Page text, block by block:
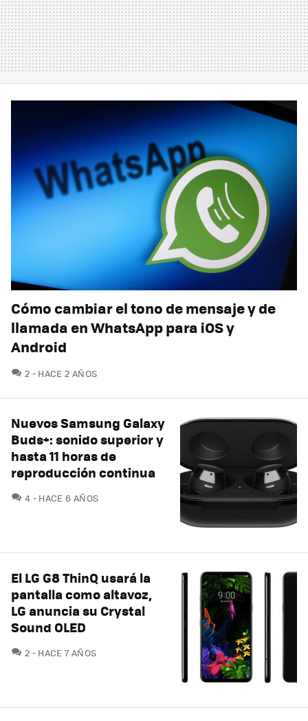
Cómo cambiar el tono de mensaje y de
llamada en WhatsApp para iOS y
Android
2 COMENTARIOS
HACE 2 AÑOS
Nuevos Samsung Galaxy
Buds+: sonido superior y
hasta 11 horas de
reproducción continua
4 COMENTARIOS
HACE 6 AÑOS
El LG G8 ThinQ usará la
pantalla como altavoz,
LG anuncia su Crystal
Sound OLED
2 COMENTARIOS
HACE 7 AÑOS